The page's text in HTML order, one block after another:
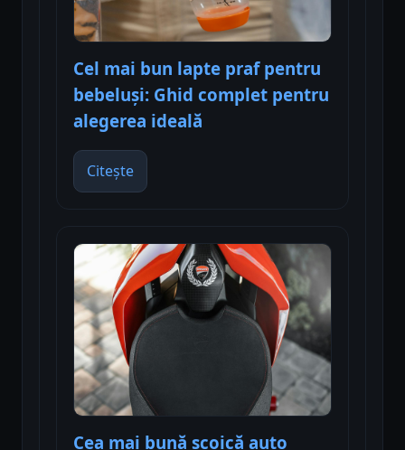
Cel mai bun lapte praf pentru
bebeluși: Ghid complet pentru
alegerea ideală
Citește
Cea mai bună scoică auto